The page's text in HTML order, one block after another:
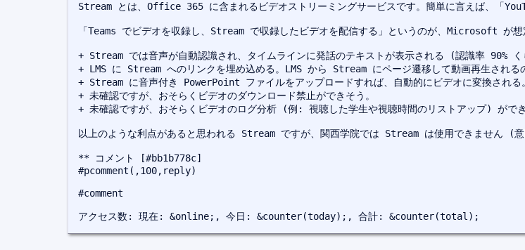
Stream とは、Office 365 に含まれるビデオストリーミングサービスです。簡単に言えば、「
「Teams でビデオを収録し、Stream で収録したビデオを配信する」というのが、Microsoft
+ Stream では音声が自動認識され、タイムラインに発話のテキストが表示される (認識率 90%
+ LMS に Stream へのリンクを埋め込める。LMS から Stream にページ遷移して動画再生され
+ Stream に音声付き PowerPoint ファイルをアップロードすれば、自動的にビデオに変換さ
+ 未確認ですが、おそらくビデオのダウンロード禁止ができそう。
+ 未確認ですが、おそらくビデオのログ分析 (例: 視聴した学生や視聴時間のリストアップ) ができ
以上のような利点があると思われる Stream ですが、関西学院では Stream は使用できません (
#pcomment(,100,reply)
#comment